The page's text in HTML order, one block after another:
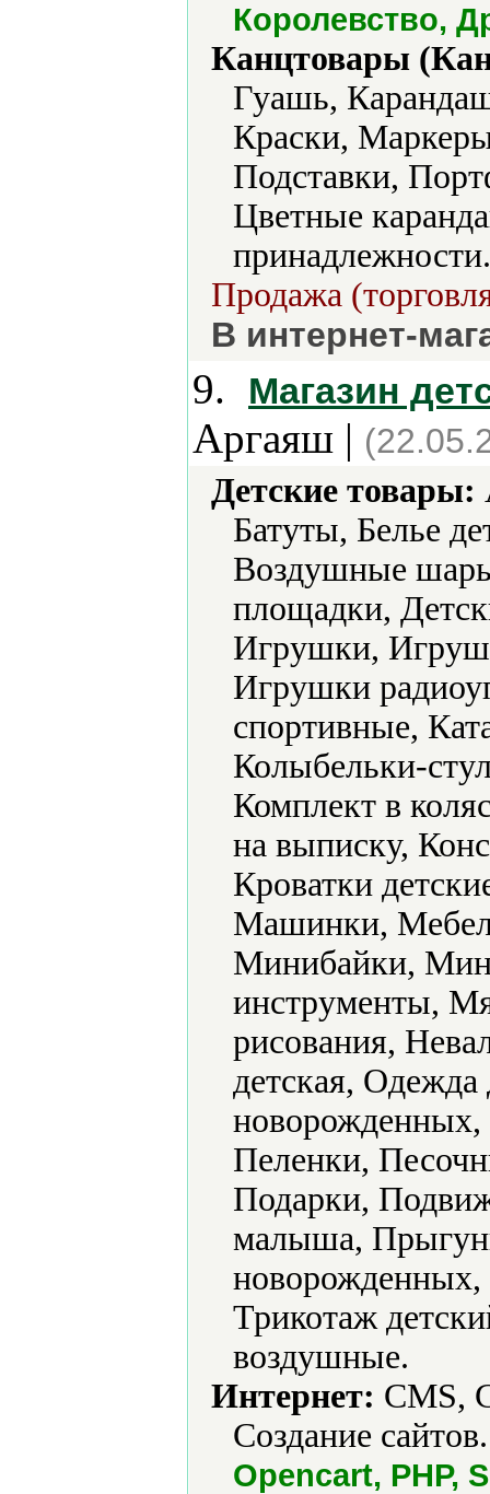
Королевство,
Канцтовары
Гуашь,
Краски,
Подставки,
Цветные
Продажа
В интернет-
9. Магазин
Аргаяш |
Детские товары:
Батуты, Белье
Воздушные
площадки,
Игрушки,
Игрушки
спортивные,
Колыбельки-
Комплект в
на выписку,
Кроватки
Машинки,
Минибайки,
инструменты,
рисования,
детская,
Пеленки,
Подарки,
малыша,
Трикотаж
воздушные.
Интернет: CMS,
Создание
Opencart, PHP,